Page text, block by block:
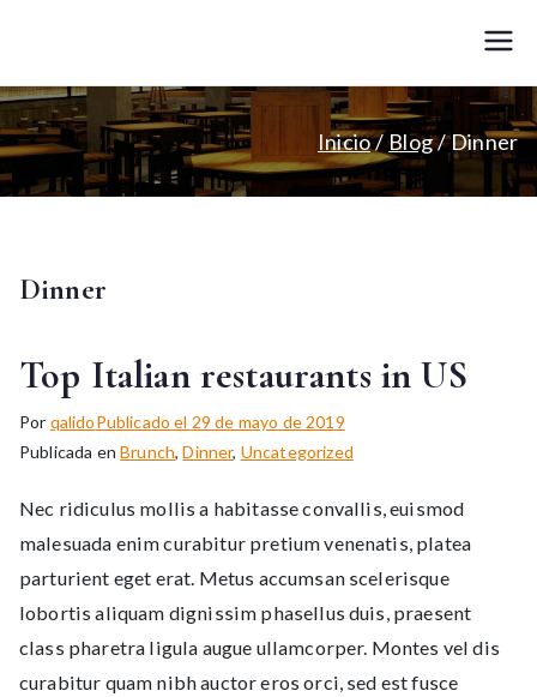
contenido
Qalido
Inicio Blog Dinner
Dinner
Top Italian restaurants in US
Por qalidoPublicado el 29 de mayo de 2019
Publicada enBrunch,Dinner, Uncategorized
Nec ridiculus mollis a habitasse convallis, euismod
malesuada enim curabitur pretium venenatis, platea
parturient eget erat. Metus accumsan scelerisque
lobortis aliquam dignissim phasellus duis, praesent
class pharetra ligula augue ullamcorper. Montes vel dis
curabitur quam nibh auctor eros orci, sed est fusce